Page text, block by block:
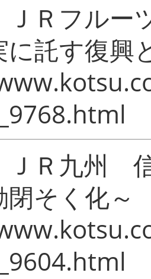
Ｒフルー
託す復興
Ｒ九州 信
そく化～